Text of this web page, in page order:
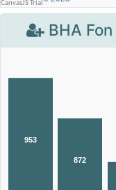
BHA Fon